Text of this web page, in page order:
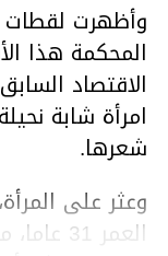
وأظهرت
المحكمة هذا
الاقتصاد
امرأة شابة
شعرها.
وعثر على
العمر